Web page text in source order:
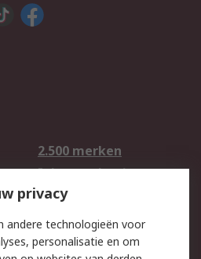
2.500 merken
Inkoopoplossingen
Technisch advies
privacy
andere technologieën voor
personalisatie en om